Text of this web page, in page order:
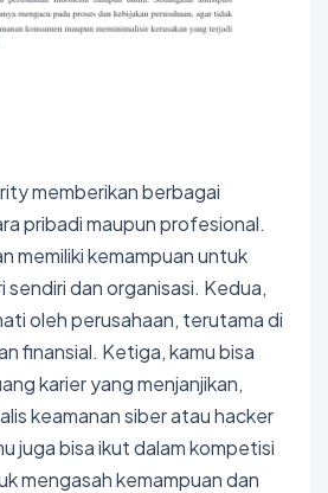
memberikan berbagai
pribadi maupun profesional.
memiliki kemampuan untuk
sendiri dan organisasi. Kedua,
oleh perusahaan, terutama di
finansial. Ketiga, kamu bisa
karier yang menjanjikan,
keamanan siber atau hacker
juga bisa ikut dalam kompetisi
mengasah kemampuan dan